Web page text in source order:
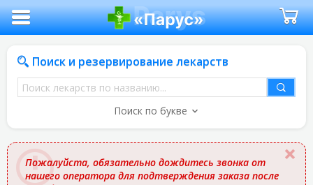
Поиск и резервирование лекарств
Поиск
лекарств
названию
Поиск по букве
Пожалуйста, обязательно дождитесь звонка от
нашего оператора для подтверждения заказа после